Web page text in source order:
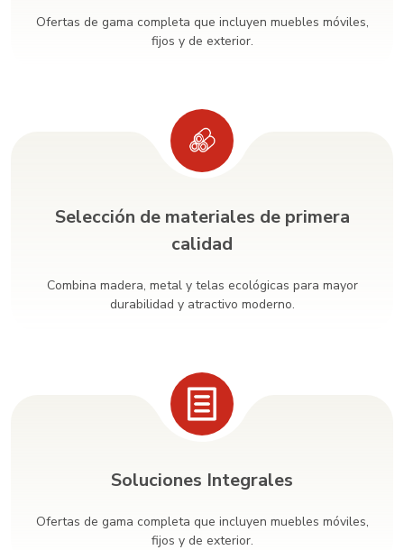
Ofertas de gama completa que incluyen muebles móviles,
fijos y de exterior.
Selección de materiales de primera
calidad
Combina madera, metal y telas ecológicas para mayor
durabilidad y atractivo moderno.
Soluciones Integrales
Ofertas de gama completa que incluyen muebles móviles,
fijos y de exterior.